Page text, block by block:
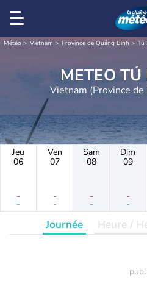
Météo Vietnam Province de Quảng Bình Tú
Vietnam (Province de
Jeu
06
-
-
Ven
07
-
-
Sam
08
-
-
Dim
09
-
-
Journée Heure /